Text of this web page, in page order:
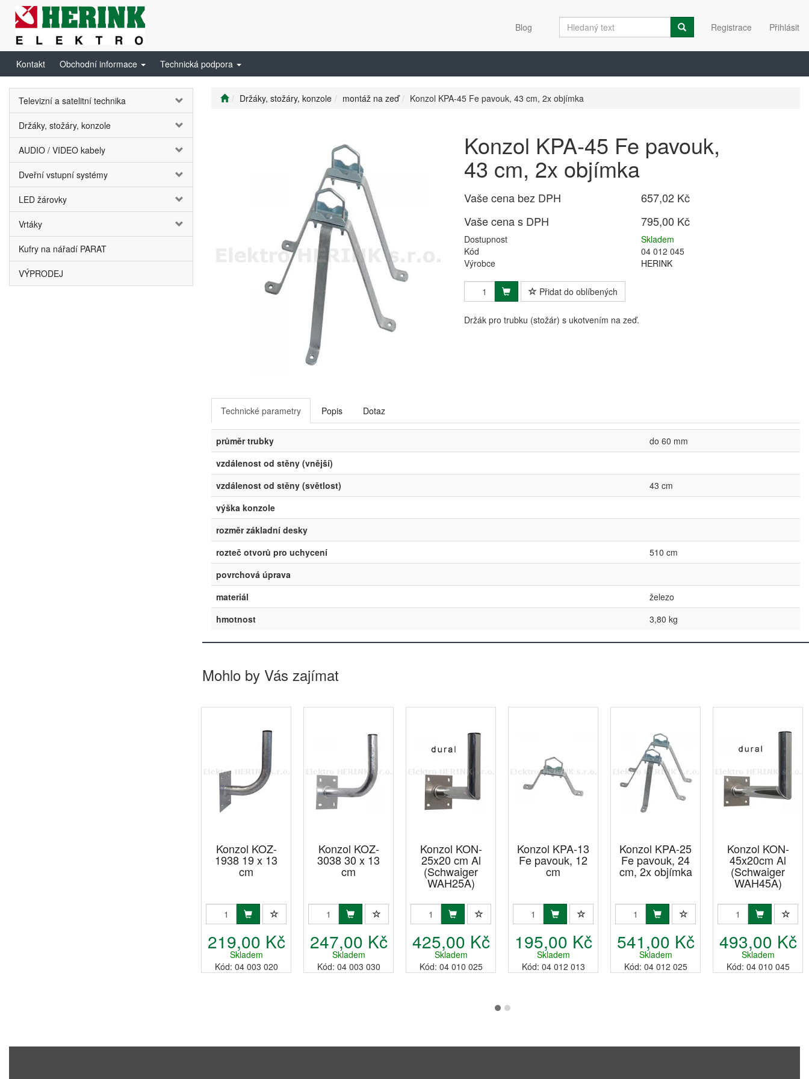
Registrace Přihlásit
Blog
Kontakt Obchodní informace Technická podpora
Televizní a satelitní technika
Držáky, stožáry, konzole
AUDIO / VIDEO kabely
Dveřní vstupní systémy
LED žárovky
Vrtáky
Kufry na nářadí PARAT
VÝPRODEJ
Držáky, stožáry, konzole montáž na zeď Konzol KPA-45 Fe pavouk, 43 cm, 2x objímka
Konzol KPA-45 Fe pavouk,
43 cm, 2x objímka
Vaše cena bez DPH
657,02 Kč
Vaše cena s DPH
795,00 Kč
Dostupnost
Skladem
Kód
04 012 045
Výrobce
HERINK
Přidat do oblíbených
Držák pro trubku (stožár) s ukotvením na zeď.
Technické parametry Popis Dotaz
průměr trubky
do 60 mm
vzdálenost od stěny (vnější)
vzdálenost od stěny (světlost)
43 cm
výška konzole
rozměr základní desky
rozteč otvorů pro uchycení
510 cm
povrchová úprava
materiál
železo
hmotnost
3,80 kg
Mohlo by Vás zajímat
Konzol KOZ-
1938 19 x 13
cm
219,00 Kč
Skladem
Kód: 04 003 020
Konzol KOZ-
3038 30 x 13
cm
247,00 Kč
Skladem
Kód: 04 003 030
Konzol KON-
25x20 cm Al
(Schwaiger
WAH25A)
425,00 Kč
Skladem
Kód: 04 010 025
Konzol KPA-13
Fe pavouk, 12
cm
195,00 Kč
Skladem
Kód: 04 012 013
Konzol KPA-25
Fe pavouk, 24
cm, 2x objímka
541,00 Kč
Skladem
Kód: 04 012 025
Konzol KON-
45x20cm Al
(Schwaiger
WAH45A)
493,00 Kč
Skladem
Kód: 04 010 045